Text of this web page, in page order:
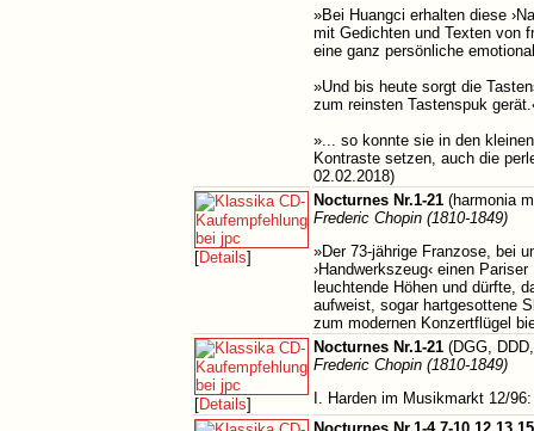
»Bei Huangci erhalten diese
mit Gedichten und Texten von
eine ganz persönliche
»Und bis heute sorgt die
zum reinsten Tastenspuk
»... so konnte sie in den
Kontraste setzen, auch die
02.02.2018)
[Details]
Nocturnes Nr.1-21 (harmonia
Frederic Chopin (1810-1849)
»Der 73-jährige Franzose, bei
›Handwerkszeug‹ einen
leuchtende Höhen und dürfte,
aufweist, sogar hartgesottene
zum modernen Konzertflügel
[Details]
Nocturnes Nr.1-21 (DGG,
Frederic Chopin (1810-1849)
I. Harden im Musikmarkt 12/